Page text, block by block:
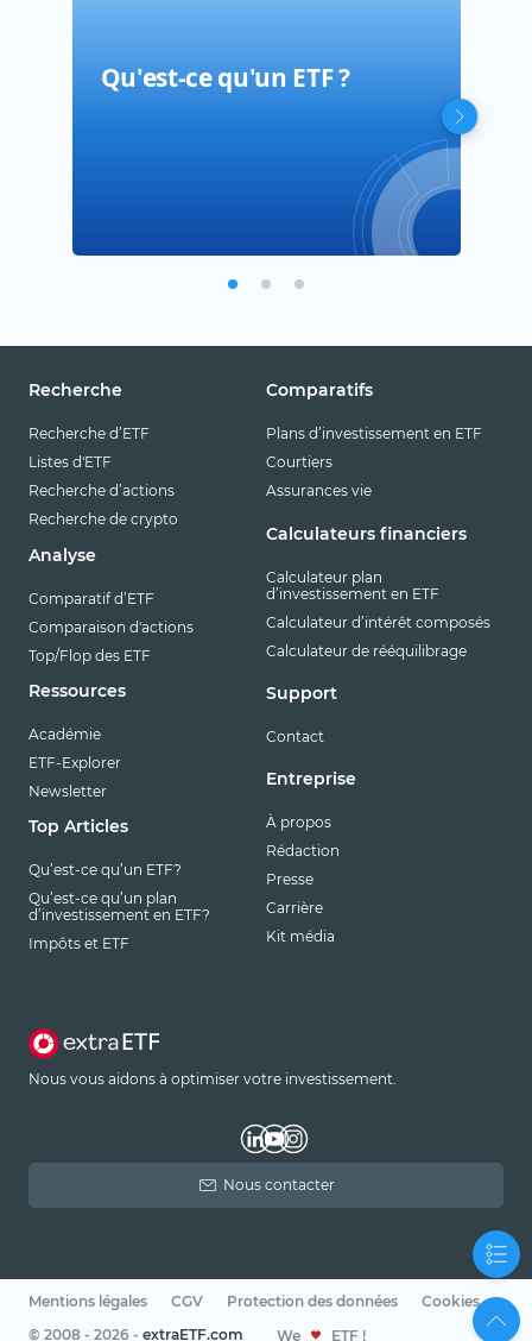
Qu'est-ce qu'un ETF ?
Recherche
Recherche d’ETF
Listes d'ETF
Recherche d’actions
Recherche de crypto
Analyse
Comparatif d’ETF
Comparaison d'actions
Top/Flop des ETF
Ressources
Académie
ETF-Explorer
Newsletter
Top Articles
Qu’est-ce qu’un ETF?
Qu’est-ce qu’un plan
d’investissement en ETF?
Impôts et ETF
Comparatifs
Plans d’investissement en ETF
Courtiers
Assurances vie
Calculateurs financiers
Calculateur plan
d’investissement en ETF
Calculateur d’intérêt composés
Calculateur de rééquilibrage
Support
Contact
Entreprise
À propos
Rédaction
Presse
Carrière
Kit média
Nous vous aidons à optimiser votre investissement.
Nous contacter
Mentions légales CGV Protection des données
Cookies
© 2008 - 2026 - extraETF.com We ETF !